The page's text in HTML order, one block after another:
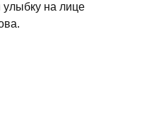
улыбку на лице